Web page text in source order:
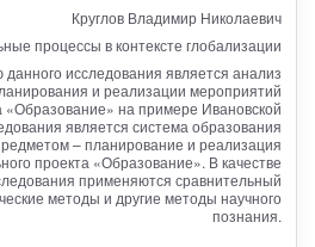
Круглов Владимир Николаевич
процессы в контексте глобализации
исследования является анализ
и реализации мероприятий
«Образование» на примере Ивановской
является система образования
– планирование и реализация
проекта «Образование». В качестве
применяются сравнительный
методы и другие методы научного
познания.